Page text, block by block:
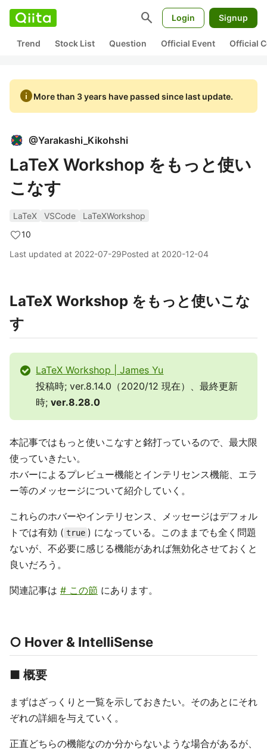
search Login Signup
Trend Stock List Question Official Event Official
infoMore than 3 years have passed since last update.
@Yarakashi_Kikohshi
LaTeX Workshop をもっと使い
こなす
LaTeX VSCode
LaTeXWorkshop
10
Last updated at 2022-07-29Posted at 2020-12-04
LaTeX Workshop をもっと使いこな
す
LaTeX Workshop | James Yu
投稿時; ver.8.14.0（2020/12 現在）、最終更新
時;ver.8.28.0
本記事ではもっと使いこなすと銘打っているので、最大限
使っていきたい。
ホバーによるプレビュー機能とインテリセンス機能、エラ
ー等のメッセージについて紹介していく。
これらのホバーやインテリセンス、メッセージはデフォル
トでは有効 ( true ) になっている。このままでも全く問題
ないが、不必要に感じる機能があれば無効化させておくと
良いだろう。
関連記事は # この節 にあります。
○ Hover & IntelliSense
■ 概要
まずはざっくりと一覧を示しておきたい。そのあとにそれ
ぞれの詳細を与えていく。
正直どちらの機能なのか分からないような場合があるが、